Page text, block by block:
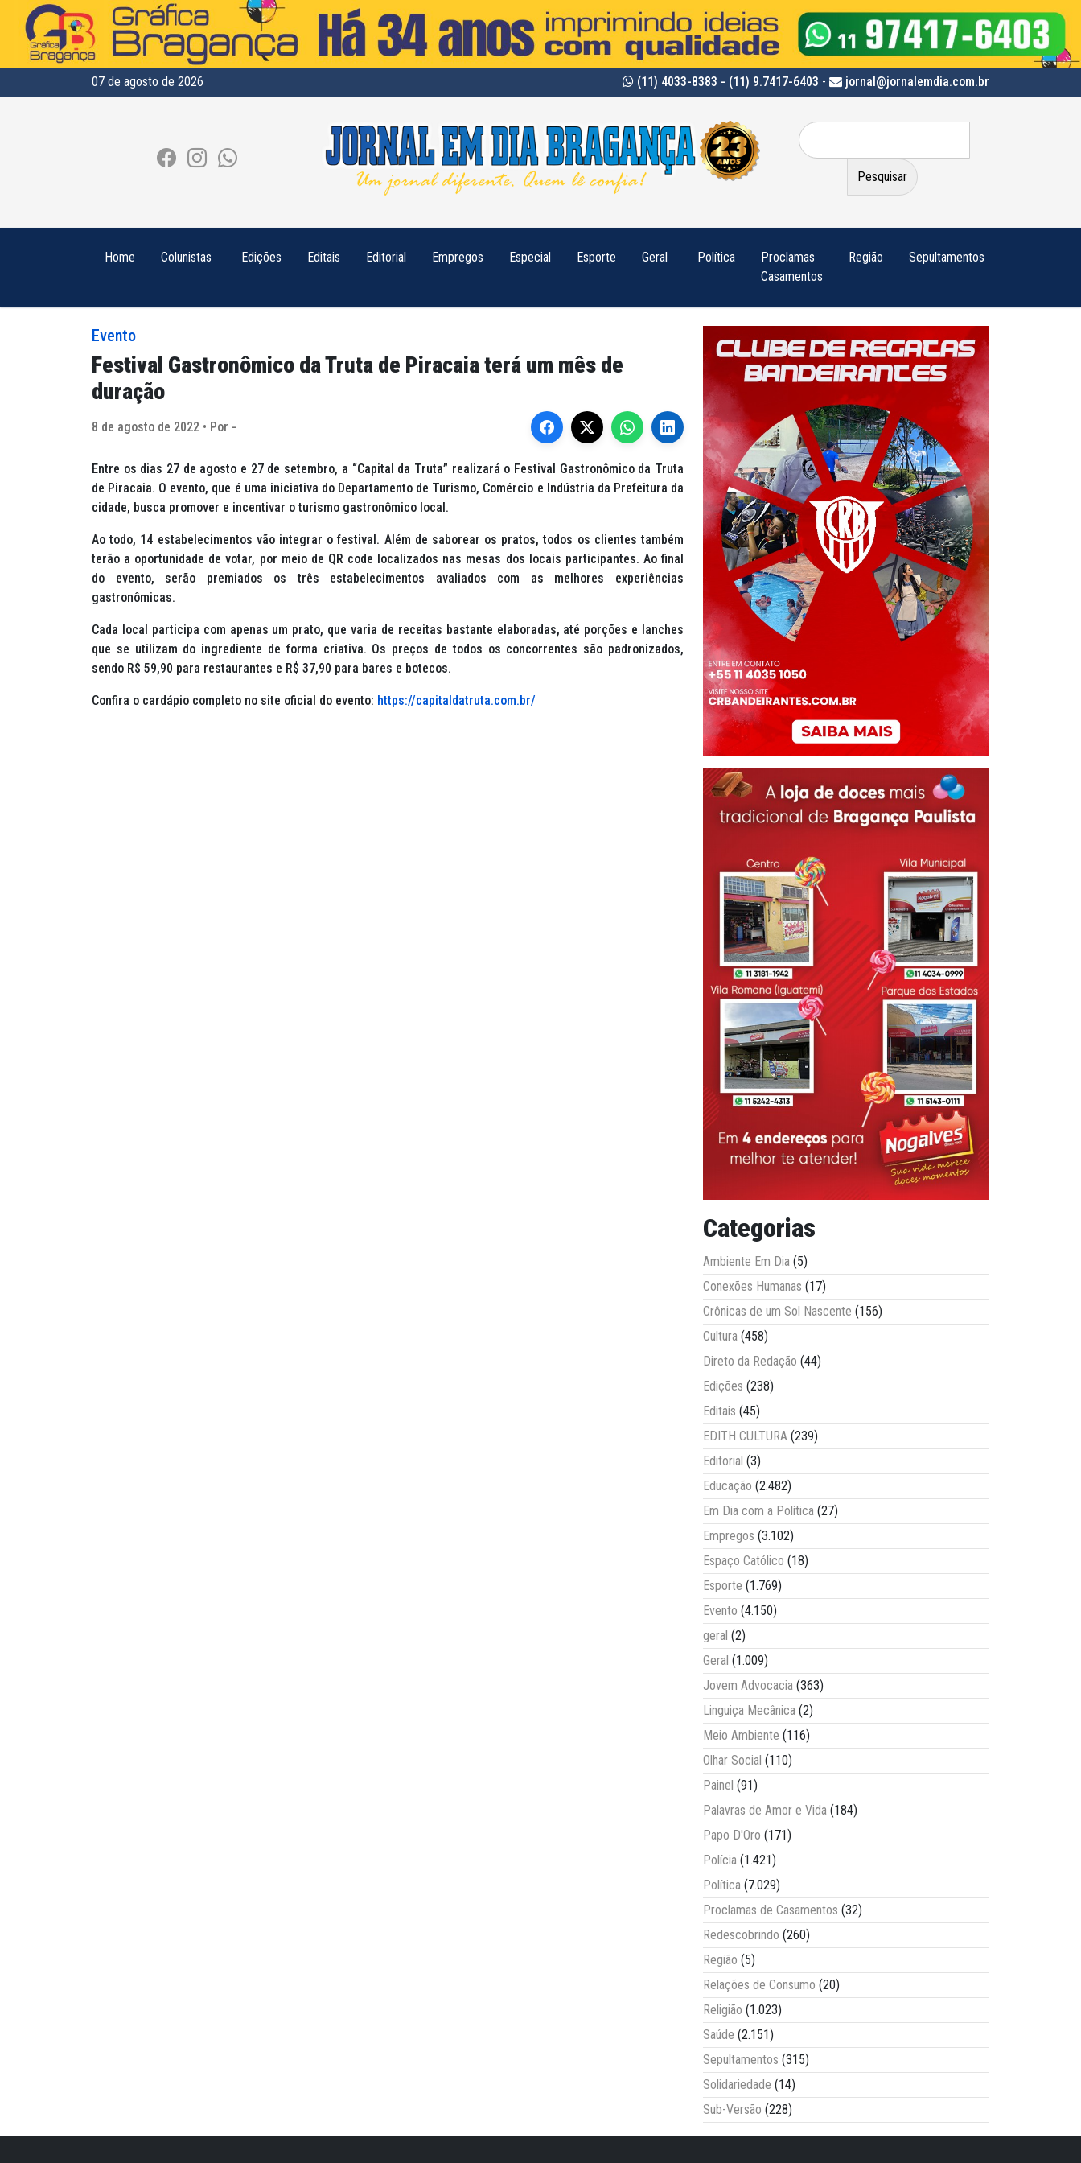
07 de agosto de 2026 (11) 4033-8383 - (11) 9.7417-6403 - jornal@jornalemdia.com.br
Pesquisar
por:
Home Colunistas Edições Editais Editorial Empregos Especial Esporte Geral Política
Proclamas
Casamentos
Região Sepultamentos
Evento
Festival Gastronômico da Truta de Piracaia terá um mês de
duração
8 de agosto de 2022 • Por -
Entre os dias 27 de agosto e 27 de setembro, a “Capital da Truta” realizará o Festival Gastronômico da Truta
de Piracaia. O evento, que é uma iniciativa do Departamento de Turismo, Comércio e Indústria da Prefeitura da
cidade, busca promover e incentivar o turismo gastronômico local.
Ao todo, 14 estabelecimentos vão integrar o festival. Além de saborear os pratos, todos os clientes também
terão a oportunidade de votar, por meio de QR code localizados nas mesas dos locais participantes. Ao final
do evento, serão premiados os três estabelecimentos avaliados com as melhores experiências
gastronômicas.
Cada local participa com apenas um prato, que varia de receitas bastante elaboradas, até porções e lanches
que se utilizam do ingrediente de forma criativa. Os preços de todos os concorrentes são padronizados,
sendo R$ 59,90 para restaurantes e R$ 37,90 para bares e botecos.
Confira o cardápio completo no site oficial do evento: https://capitaldatruta.com.br/
Categorias
Ambiente Em Dia (5)
Conexões Humanas (17)
Crônicas de um Sol Nascente (156)
Cultura (458)
Direto da Redação (44)
Edições (238)
Editais (45)
EDITH CULTURA (239)
Editorial (3)
Educação (2.482)
Em Dia com a Política (27)
Empregos (3.102)
Espaço Católico (18)
Esporte (1.769)
Evento (4.150)
geral (2)
Geral (1.009)
Jovem Advocacia (363)
Linguiça Mecânica (2)
Meio Ambiente (116)
Olhar Social (110)
Painel (91)
Palavras de Amor e Vida (184)
Papo D'Oro (171)
Polícia (1.421)
Política (7.029)
Proclamas de Casamentos (32)
Redescobrindo (260)
Região (5)
Relações de Consumo (20)
Religião (1.023)
Saúde (2.151)
Sepultamentos (315)
Solidariedade (14)
Sub-Versão (228)